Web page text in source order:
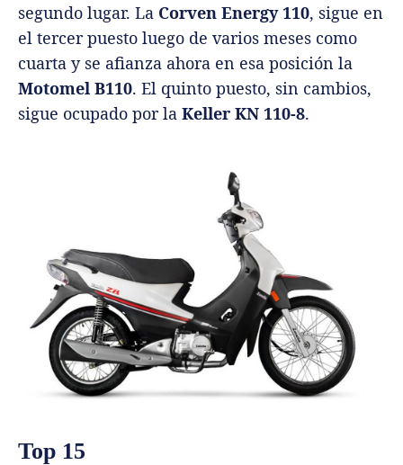
segundo lugar. La Corven Energy 110, sigue en
el tercer puesto luego de varios meses como
cuarta y se afianza ahora en esa posición la
Motomel B110. El quinto puesto, sin cambios,
sigue ocupado por la Keller KN 110-8.
Top 15